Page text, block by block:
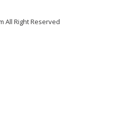
All Right Reserved